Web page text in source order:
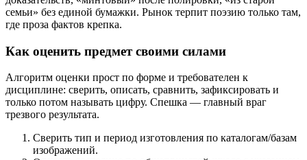
семьи» без единой бумажки. Рынок терпит поэзию только там,
где проза фактов крепка.
Как оценить предмет своими силами
Алгоритм оценки прост по форме и требователен к
дисциплине: сверить, описать, сравнить, зафиксировать и
только потом называть цифру. Спешка — главный враг
трезвого результата.
Сверить тип и период изготовления по каталогам/базам
изображений.